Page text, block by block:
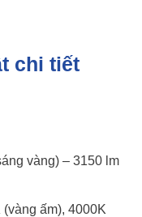
chi tiết
vàng) – 3150 lm
ấm), 4000K